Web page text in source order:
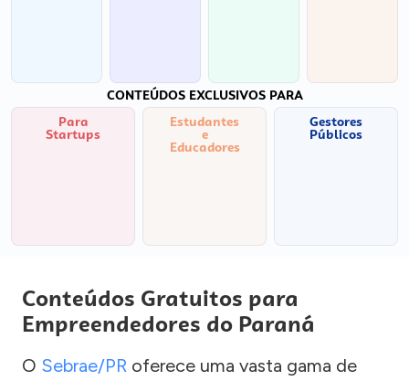
CONTEÚDOS EXCLUSIVOS PARA
Para
Startups
Estudantes
e
Educadores
Gestores
Públicos
Conteúdos Gratuitos para
Empreendedores do Paraná
O Sebrae/PR oferece uma vasta gama de